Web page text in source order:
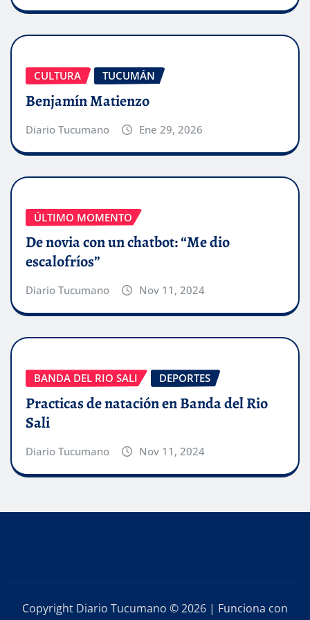
CULTURA TUCUMÁN
Benjamín Matienzo
Diario Tucumano Ene 29, 2026
ÚLTIMO MOMENTO
De novia con un chatbot: “Me dio
escalofríos”
Diario Tucumano Nov 11, 2024
BANDA DEL RIO SALI DEPORTES
Practicas de natación en Banda del Rio
Sali
Diario Tucumano Nov 11, 2024
Copyright Diario Tucumano © 2026 | Funciona con